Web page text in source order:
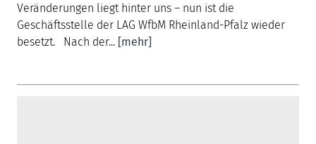
Veränderungen liegt hinter uns – nun ist die
Geschäftsstelle der LAG WfbM Rheinland-Pfalz wieder
besetzt. Nach der... [mehr]